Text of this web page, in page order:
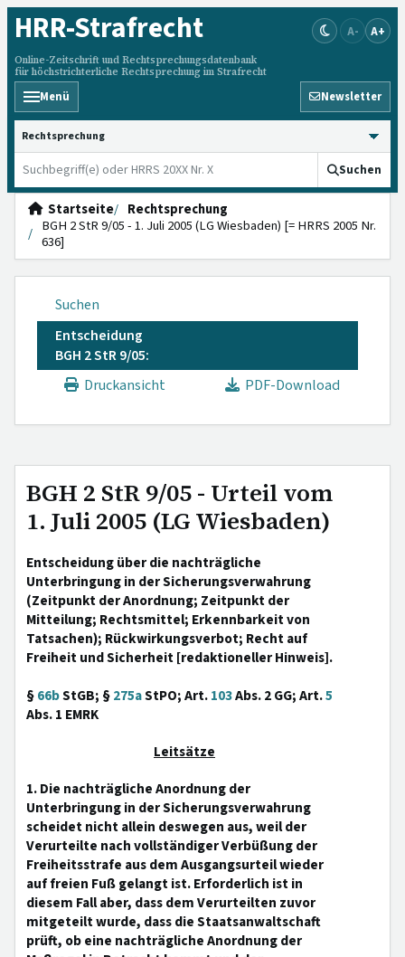
HRR-Strafrecht
Online-Zeitschrift und Rechtsprechungsdatenbank
für höchstrichterliche Rechtsprechung im Strafrecht
A- A+
Menü Newsletter
HRRS durchsuchen
Suchen
Startseite
Rechtsprechung
BGH 2 StR 9/05 - 1. Juli 2005 (LG Wiesbaden) [= HRRS 2005 Nr.
636]
Suchen
Entscheidung
BGH 2 StR 9/05:
Druckansicht
PDF-Download
BGH 2 StR 9/05 - Urteil vom
1. Juli 2005 (LG Wiesbaden)
Entscheidung über die nachträgliche
Unterbringung in der Sicherungsverwahrung
(Zeitpunkt der Anordnung; Zeitpunkt der
Mitteilung; Rechtsmittel; Erkennbarkeit von
Tatsachen); Rückwirkungsverbot; Recht auf
Freiheit und Sicherheit [redaktioneller Hinweis].
§66bStGB; §275aStPO; Art.103Abs. 2 GG; Art.5
Abs. 1 EMRK
Leitsätze
1. Die nachträgliche Anordnung der
Unterbringung in der Sicherungsverwahrung
scheidet nicht allein deswegen aus, weil der
Verurteilte nach vollständiger Verbüßung der
Freiheitsstrafe aus dem Ausgangsurteil wieder
auf freien Fuß gelangt ist. Erforderlich ist in
diesem Fall aber, dass dem Verurteilten zuvor
mitgeteilt wurde, dass die Staatsanwaltschaft
prüft, ob eine nachträgliche Anordnung der